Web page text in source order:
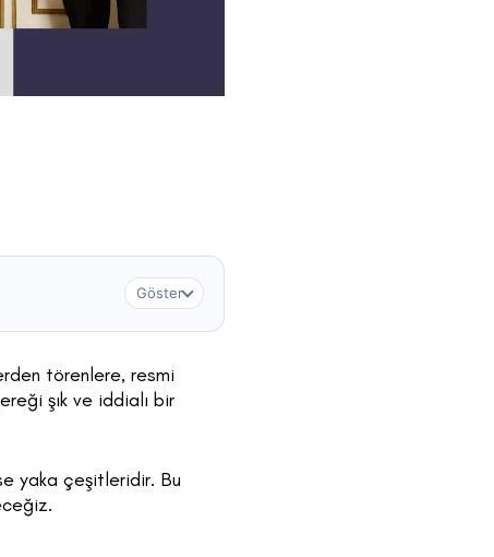
Göster
törenlere, resmi
şık ve iddialı bir
yaka çeşitleridir. Bu